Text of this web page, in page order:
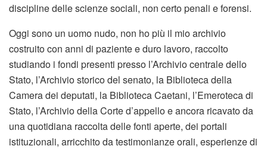
discipline delle scienze sociali, non certo penali e forensi.
Oggi sono un uomo nudo, non ho più il mio archivio
costruito con anni di paziente e duro lavoro, raccolto
studiando i fondi presenti presso l’Archivio centrale dello
Stato, l’Archivio storico del senato, la Biblioteca della
Camera dei deputati, la Biblioteca Caetani, l’Emeroteca di
Stato, l’Archivio della Corte d’appello e ancora ricavato da
una quotidiana raccolta delle fonti aperte, dei portali
istituzionali, arricchito da testimonianze orali, esperienze di